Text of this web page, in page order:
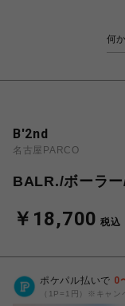
B'2nd
名古屋PARCO
BALR./ボーラ
￥18,700 税込
ポケパル払いで 0
（1P=1円）※キャン